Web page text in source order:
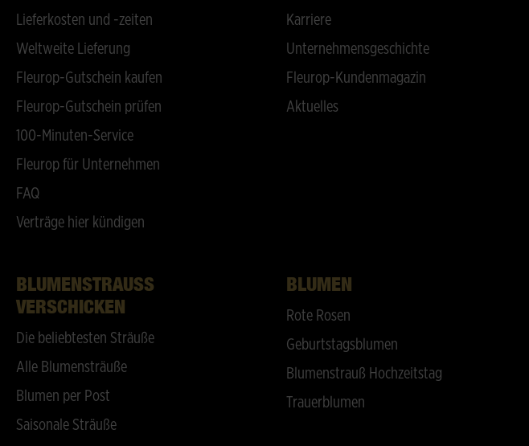
Lieferkosten und -zeiten
Weltweite Lieferung
Fleurop-Gutschein kaufen
Fleurop-Gutschein prüfen
100-Minuten-Service
Fleurop für Unternehmen
FAQ
Verträge hier kündigen
Karriere
Unternehmensgeschichte
Fleurop-Kundenmagazin
Aktuelles
BLUMENSTRAUSS V
ERSCHICKEN
Die beliebtesten Sträuße
Alle Blumensträuße
Blumen per Post
Saisonale Sträuße
BLUMEN
Rote Rosen
Geburtstagsblumen
Blumenstrauß Hochzeitstag
Trauerblumen